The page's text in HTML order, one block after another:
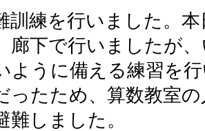
訓練を行いました。
廊下で行いましたが
ように備える練習を
ったため、算数教室
難しました。